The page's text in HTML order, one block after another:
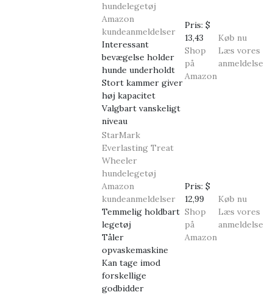
hundelegetøj
Amazon
kundeanmeldelser
Interessant
bevægelse holder
hunde underholdt
Stort kammer giver
høj kapacitet
Valgbart vanskeligt
niveau
Pris: $
13,43
Shop
på
Amazon
Køb nu
Læs vores
anmeldelse
StarMark
Everlasting Treat
Wheeler
hundelegetøj
Amazon
kundeanmeldelser
Temmelig holdbart
legetøj
Tåler
opvaskemaskine
Kan tage imod
forskellige
godbidder
Pris: $
12,99
Shop
på
Amazon
Køb nu
Læs vores
anmeldelse